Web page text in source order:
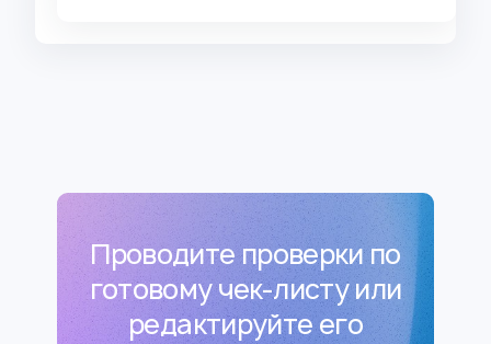
Проводите проверки по
готовому чек-листу или
редактируйте его